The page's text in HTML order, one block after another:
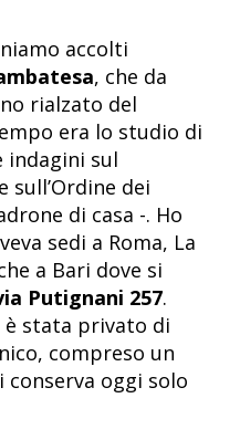
accolti
, che da
rialzato del
era lo studio di
indagini sul
e sull’Ordine dei
di casa -. Ho
sedi a Roma, La
a Bari dove si
Putignani 257.
stata privato di
compreso un
oggi solo